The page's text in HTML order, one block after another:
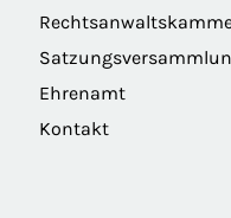
Ehrenamt
Kontakt